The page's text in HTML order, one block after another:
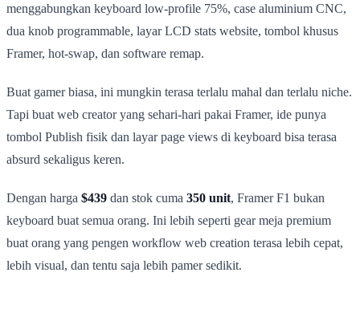
menggabungkan keyboard low-profile 75%, case aluminium CNC,
dua knob programmable, layar LCD stats website, tombol khusus
Framer, hot-swap, dan software remap.
Buat gamer biasa, ini mungkin terasa terlalu mahal dan terlalu niche.
Tapi buat web creator yang sehari-hari pakai Framer, ide punya
tombol Publish fisik dan layar page views di keyboard bisa terasa
absurd sekaligus keren.
Dengan harga $439 dan stok cuma 350 unit, Framer F1 bukan
keyboard buat semua orang. Ini lebih seperti gear meja premium
buat orang yang pengen workflow web creation terasa lebih cepat,
lebih visual, dan tentu saja lebih pamer sedikit.